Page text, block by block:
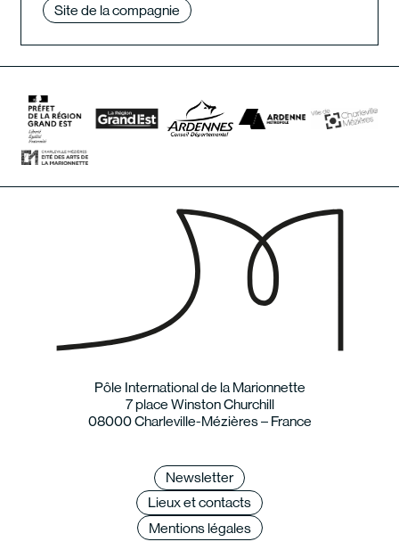
Site de la compagnie
Pôle International de la Marionnette
7 place Winston Churchill
08000 Charleville-Mézières – France
Newsletter
Lieux et contacts
Mentions légales